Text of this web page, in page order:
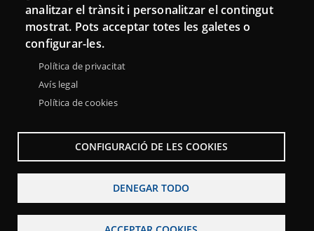
Hemeroteca
analitzar el trànsit i personalitzar el contingut
mostrat. Pots acceptar totes les galetes o
configurar-les.
Política de privacitat
Avís legal
Política de cookies
CONFIGURACIÓ DE LES COOKIES
DENEGAR TODO
Menu
Sobre la Red Punt TIC Aviso legal Accesibilidad